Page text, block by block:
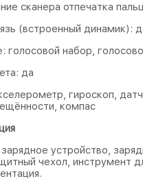
сканера отпечатка
(встроенный динамик):
голосовой набор,
да
гироскоп,
компас
устройство,
чехол, инструмент